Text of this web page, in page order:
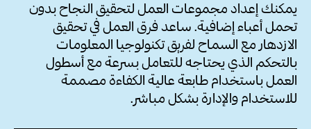
يمكنك إعداد مجموعات العمل لتحقيق النجاح بدون
تحمل أعباء إضافية. ساعد فرق العمل في تحقيق
الازدهار مع السماح لفريق تكنولوجيا المعلومات
بالتحكم الذي يحتاجه للتعامل بسرعة مع أسطول
العمل باستخدام طابعة عالية الكفاءة مصممة
للاستخدام والإدارة بشكل مباشر.